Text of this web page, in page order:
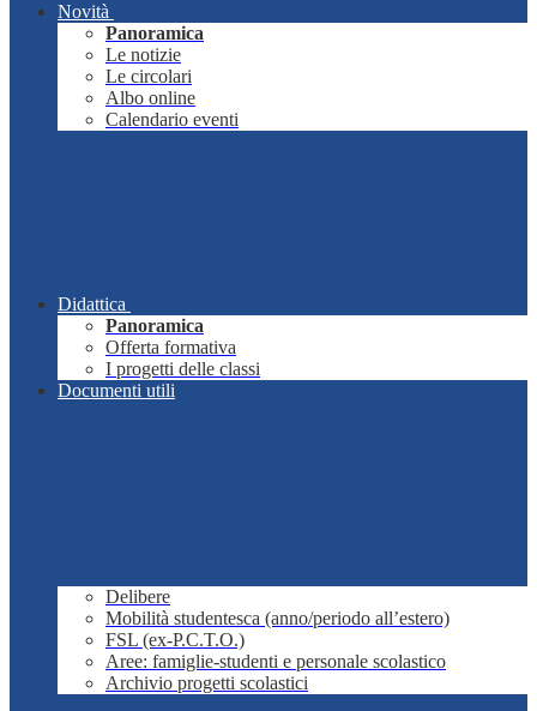
Novità
Panoramica
Le notizie
Le circolari
Albo online
Calendario eventi
Didattica
Panoramica
Offerta formativa
I progetti delle classi
Documenti utili
Delibere
Mobilità studentesca (anno/periodo all’estero)
FSL (ex-P.C.T.O.)
Aree: famiglie-studenti e personale scolastico
Archivio progetti scolastici